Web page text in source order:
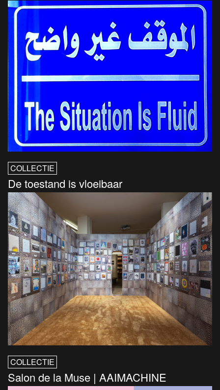
COLLECTIE
De toestand is vloeibaar
COLLECTIE
Salon de la Muse | AAIMACHINE